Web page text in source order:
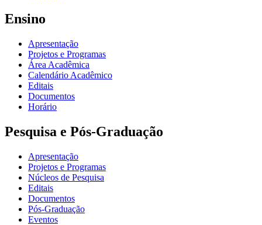
Ensino
Apresentação
Projetos e Programas
Área Acadêmica
Calendário Acadêmico
Editais
Documentos
Horário
Pesquisa e Pós-Graduação
Apresentação
Projetos e Programas
Núcleos de Pesquisa
Editais
Documentos
Pós-Graduação
Eventos